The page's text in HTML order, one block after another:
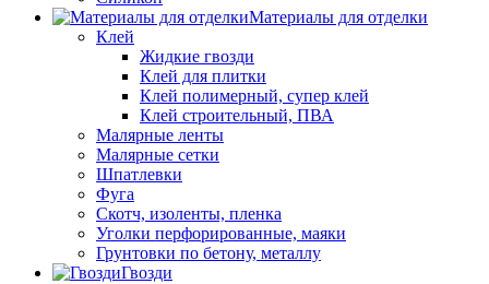
Материалы для отделки
Клей
Жидкие гвозди
Клей для плитки
Клей полимерный, супер клей
Клей строительный, ПВА
Малярные ленты
Малярные сетки
Шпатлевки
Фуга
Скотч, изоленты, пленка
Уголки перфорированные, маяки
Грунтовки по бетону, металлу
Гвозди